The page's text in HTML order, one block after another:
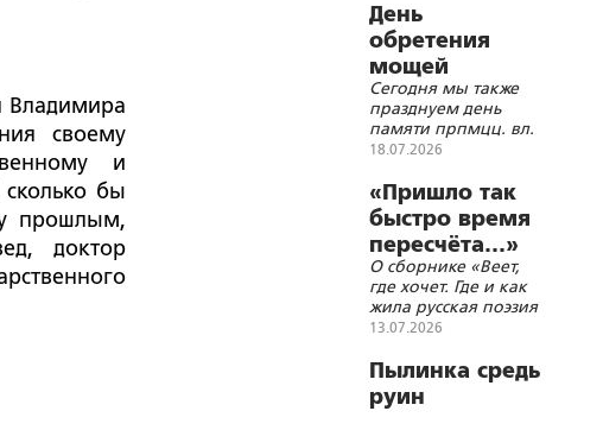
Владимира
своему
и
бы
прошлым,
доктор
дипломата
Я.И.Булгакова,
архитектора
В.Г.Сретенского,
математика
А.А.Маркова,
ректора МГУ
А.А.Мануйлова,
Н.Д.Шаховскую-Шик,
поэта
М.В.Исаковского и
генерала армии
Д.Д.Лелюшенко
День
обретения
мощей
преподобного
Сергия
Радонежского
Сегодня мы также
празднуем день
памяти прпмцц. вл.
кн. Елисаветы и
вспоминаем
Императора Иоанна
VI и живописца
В.Д.Поленова
18.07.2026
«Пришло так
быстро время
пересчёта…»
О сборнике «Веет,
где хочет. Где и как
жила русская поэзия
в 1990-х – 2000-х»
13.07.2026
Пылинка средь
руин